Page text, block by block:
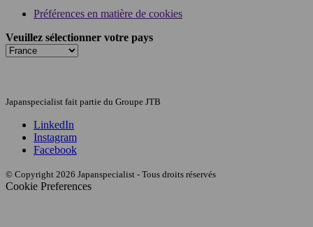
Préférences en matière de cookies
Veuillez sélectionner votre pays
Japanspecialist fait partie du Groupe JTB
LinkedIn
Instagram
Facebook
© Copyright 2026 Japanspecialist - Tous droits réservés
Cookie Preferences